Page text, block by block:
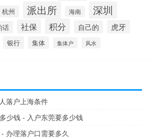
杭州 派出所 海南 深圳
话 社保 积分 自己的 虎牙
银行 集体 集体户 风水
落户上海条件
少钱 - 入户东莞要多少钱
办理落户口需要多久